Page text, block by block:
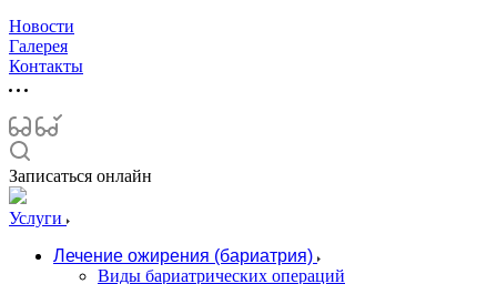
Новости
Галерея
Контакты
Записаться онлайн
Услуги
Лечение ожирения (бариатрия)
Виды бариатрических операций